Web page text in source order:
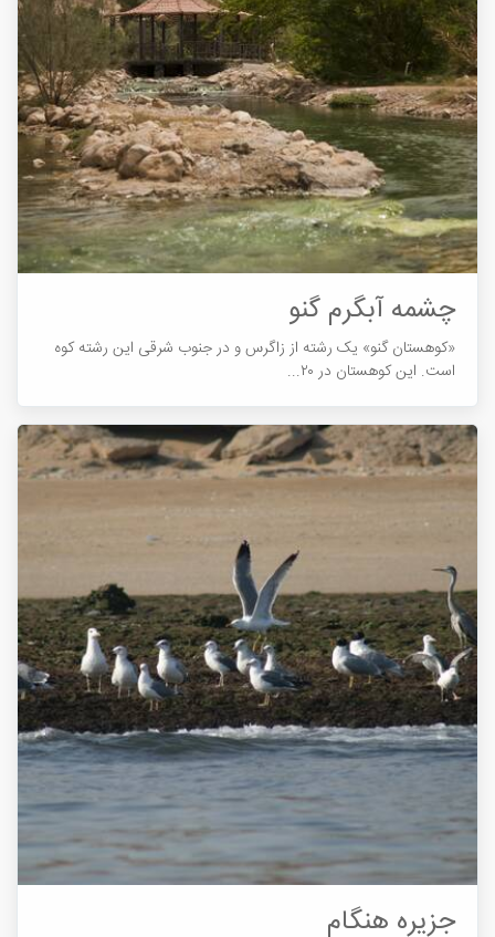
چشمه آبگرم گنو
«کوهستان گنو» یک رشته از زاگرس و در جنوب شرقی این رشته کوه
است. این کوهستان در ۲۰...
جزیره هنگام